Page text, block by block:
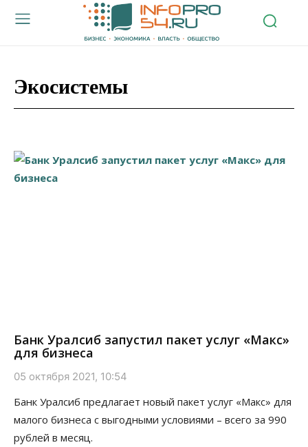
Экосистемы
Банк Уралсиб запустил пакет услуг «Макс»
для бизнеса
05 октября 2021, 10:54
Банк Уралсиб предлагает новый пакет услуг «Макс» для
малого бизнеса с выгодными условиями – всего за 990
рублей в месяц.